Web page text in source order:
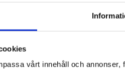
vårt innehåll och